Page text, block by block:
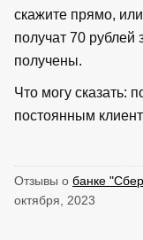
скажите прямо,
получат 70 рублей
получены.
Что могу сказать:
постоянным
Отзывы о банке
октября, 2023